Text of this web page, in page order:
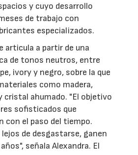
y cuyo desarrollo
de trabajo con
especializados.
articula a partir de una
de tonos neutros, entre
ivory y negro, sobre la que
como madera,
cristal ahumado. "El objetivo
sofisticados que
con el paso del tiempo.
de desgastarse, ganen
señala Alexandra. El